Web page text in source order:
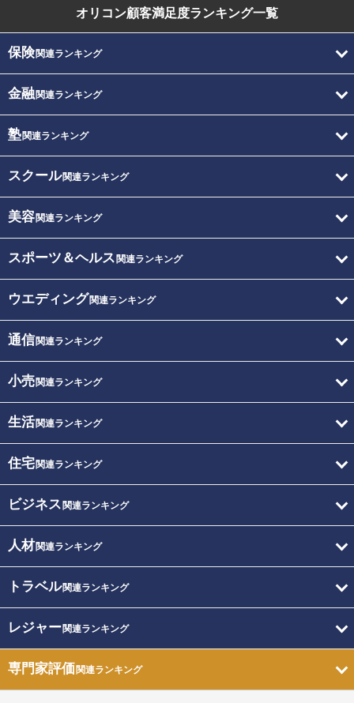
オリコン顧客満足度ランキング一覧
保険関連ランキング
金融関連ランキング
塾関連ランキング
スクール関連ランキング
美容関連ランキング
スポーツ＆ヘルス 関連ランキング
ウエディング関連ランキング
通信関連ランキング
小売関連ランキング
生活関連ランキング
住宅関連ランキング
ビジネス 関連ランキング
人材関連ランキング
トラベル関連ランキング
レジャー関連ランキング
専門家評価関連ランキング